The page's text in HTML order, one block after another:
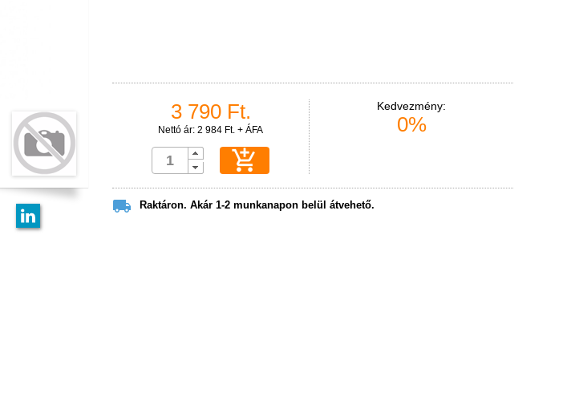
3 790 Ft.
Nettó ár: 2 984 Ft. + ÁFA

Kedvezmény:
0%
 Raktáron. Akár 1-2 munkanapon belül átvehető.